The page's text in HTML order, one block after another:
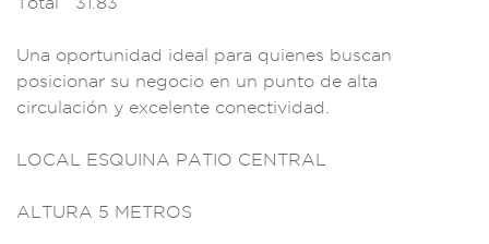
Una oportunidad ideal para quienes buscan
posicionar su negocio en un punto de al ta
circulación y excelente conectividad.
LOCAL ESQUINA PATIO CENTRAL
ALTURA 5 METROS